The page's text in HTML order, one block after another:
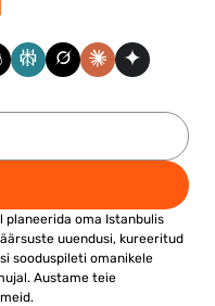
planeerida oma Istanbulis
uuendusi, kureeritud
sooduspileti omanikele
Austame teie